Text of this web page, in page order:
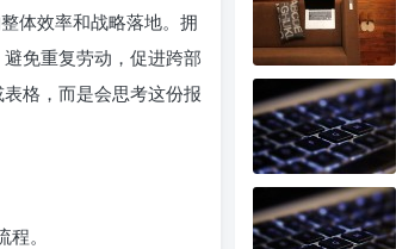
体效率和战略落地。拥
免重复劳动，促进跨部
格，而是会思考这份报
。